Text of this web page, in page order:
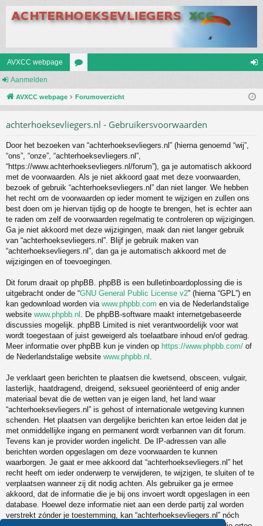
AVXCC webpage
u
s
m
Aanmelden
AVXCC webpage Forumoverzicht
achterhoeksevliegers.nl - Gebruikersvoorwaarden
Door het bezoeken van “achterhoeksevliegers.nl” (hierna genoemd “wij”,
“ons”, “onze”, “achterhoeksevliegers.nl”,
“https://www.achterhoeksevliegers.nl/forum”), ga je automatisch akkoord
met de voorwaarden. Als je niet akkoord gaat met deze voorwaarden,
bezoek of gebruik “achterhoeksevliegers.nl” dan niet langer. We hebben
het recht om de voorwaarden op ieder moment te wijzigen en zullen ons
best doen om je hiervan tijdig op de hoogte te brengen, het is echter aan
te raden om zelf de voorwaarden regelmatig te controleren op wijzigingen.
Ga je niet akkoord met deze wijzigingen, maak dan niet langer gebruik
van “achterhoeksevliegers.nl”. Blijf je gebruik maken van
“achterhoeksevliegers.nl”, dan ga je automatisch akkoord met de
wijzigingen en of toevoegingen.
Dit forum draait op phpBB. phpBB is een bulletinboardoplossing die is
uitgebracht onder de “GNU General Public License v2” (hierna “GPL”) en
kan gedownload worden via www.phpbb.com en via de Nederlandstalige
website www.phpbb.nl
. De phpBB-software maakt internetgebaseerde
discussies mogelijk. phpBB Limited is niet verantwoordelijk voor wat
wordt toegestaan of juist geweigerd als toelaatbare inhoud en/of gedrag.
Meer informatie over phpBB kun je vinden op https://www.phpbb.com/ of
de Nederlandstalige website www.phpbb.nl
Je verklaart geen berichten te plaatsen die kwetsend, obsceen, vulgair,
lasterlijk, haatdragend, dreigend, seksueel georiënteerd of enig ander
materiaal bevat die de wetten van je eigen land, het land waar
“achterhoeksevliegers.nl” is gehost of internationale wetgeving kunnen
schenden. Het plaatsen van dergelijke berichten kan ertoe leiden dat je
met onmiddellijke ingang en permanent wordt verbannen van dit forum.
Tevens kan je provider worden ingelicht. De IP-adressen van alle
berichten worden opgeslagen om deze voorwaarden te kunnen
waarborgen. Je gaat er mee akkoord dat “achterhoeksevliegers.nl” het
recht heeft om ieder onderwerp te verwijderen, te wijzigen, te sluiten of te
verplaatsen wanneer zij dit nodig achten. Als gebruiker ga je ermee
akkoord, dat de informatie die je bij ons invoert wordt opgeslagen in een
database. Hoewel deze informatie niet aan een derde partij zal worden
verstrekt zónder je toestemming, kan “achterhoeksevliegers.nl” nóch